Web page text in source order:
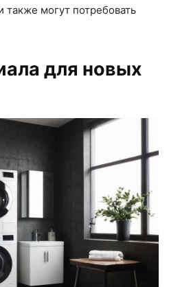
также могут потребовать
для новых